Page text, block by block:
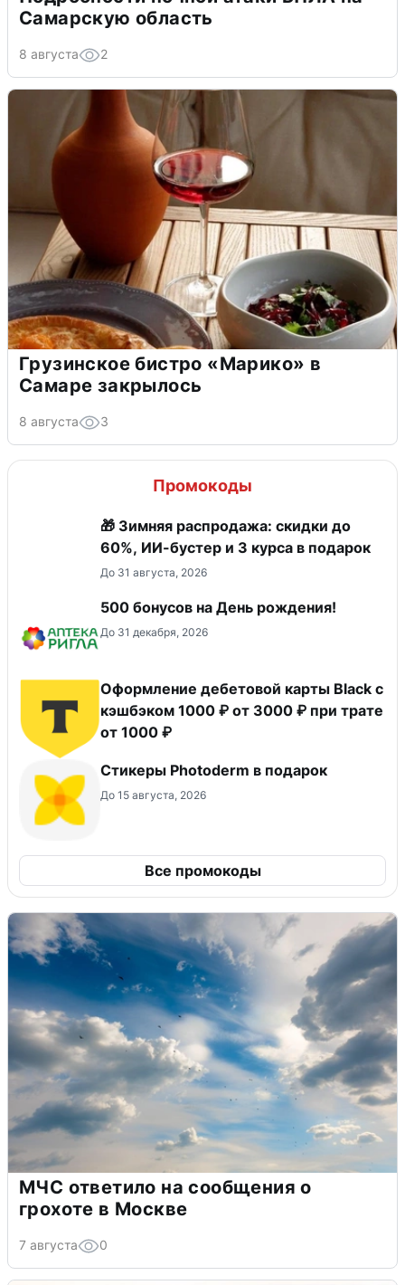
Самарскую область
8 августа 2
Грузинское бистро «Марико» в
Самаре закрылось
8 августа 3
Промокоды
🎁 Зимняя распродажа: скидки до
60%, ИИ-бустер и 3 курса в подарок
До 31 августа, 2026
500 бонусов на День рождения!
До 31 декабря, 2026
Оформление дебетовой карты Black с
кэшбэком 1000 ₽ от 3000 ₽ при трате
от 1000 ₽
Стикеры Photoderm в подарок
До 15 августа, 2026
Все промокоды
МЧС ответило на сообщения о
грохоте в Москве
7 августа 0